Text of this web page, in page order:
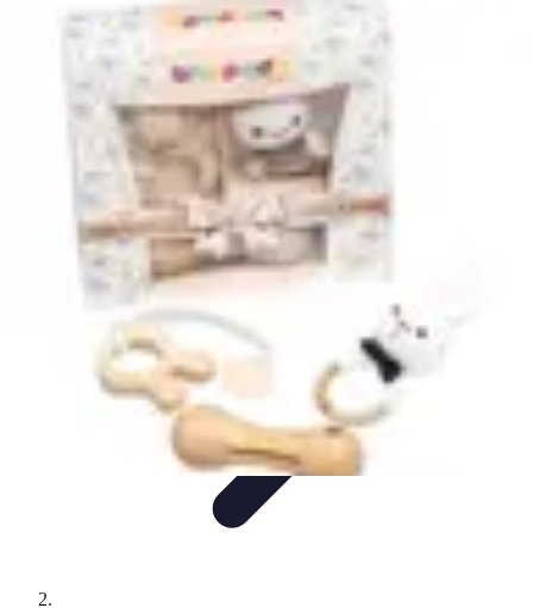
Services Sécurité
Choix du service
Choix du Service de Sécurité
Types de ServicesServices de Sécurité
Services Sécurité